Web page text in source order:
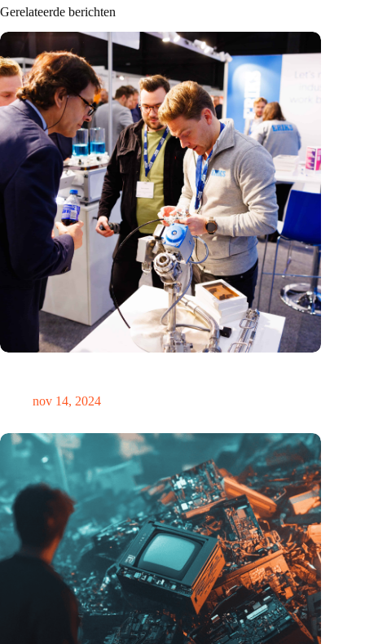
Gerelateerde berichten
nov 14, 2024